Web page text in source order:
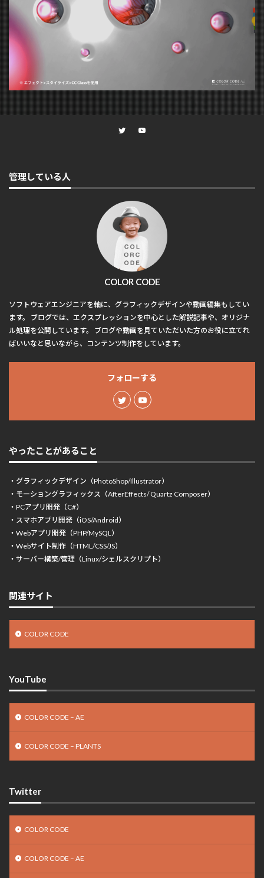
管理している人
COLOR CODE
ソフトウェアエンジニアを軸に、グラフィックデザインや動画編集もしてい
ます。 ブログでは、エクスプレッションを中心とした解説記事や、オリジナ
ル処理を公開しています。 ブログや動画を見ていただいた方のお役に立てれ
ばいいなと思いながら、コンテンツ制作をしています。
フォローする
やったことがあること
・グラフィックデザイン（PhotoShop/Illustrator）
・モーショングラフィックス（AfterEffects/ Quartz Composer）
・PCアプリ開発（C#）
・スマホアプリ開発（iOS/Android）
・Webアプリ開発（PHP/MySQL）
・Webサイト制作（HTML/CSS/JS）
・サーバー構築/管理（Linux/シェルスクリプト）
関連サイト
COLOR CODE
YouTube
COLOR CODE – AE
COLOR CODE – PLANTS
Twitter
COLOR CODE
COLOR CODE – AE